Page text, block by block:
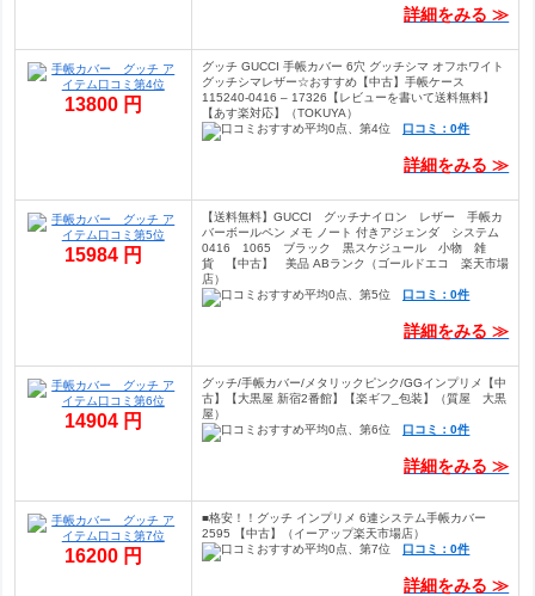
詳細をみる ≫
13800 円
グッチ GUCCI 手帳カバー 6穴 グッチシマ オフホワイト
グッチシマレザー☆おすすめ【中古】手帳ケース
115240-0416 – 17326【レビューを書いて送料無料】
【あす楽対応】（TOKUYA）
口コミ：0件
詳細をみる ≫
15984 円
【送料無料】GUCCI グッチナイロン レザー 手帳カ
バーボールペン メモ ノート 付きアジェンダ システム
0416 1065 ブラック 黒スケジュール 小物 雑
貨 【中古】 美品 ABランク（ゴールドエコ 楽天市場
店）
口コミ：0件
詳細をみる ≫
14904 円
グッチ/手帳カバー/メタリックピンク/GGインプリメ【中
古】【大黒屋 新宿2番館】【楽ギフ_包装】（質屋 大黒
屋）
口コミ：0件
詳細をみる ≫
16200 円
■格安！！グッチ インプリメ 6連システム手帳カバー
2595 【中古】（イーアップ楽天市場店）
口コミ：0件
詳細をみる ≫